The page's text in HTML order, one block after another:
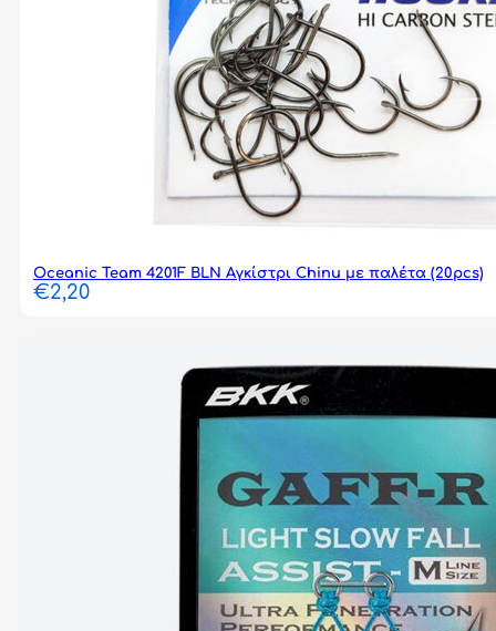
Oceanic Team 4201F BLN Αγκίστρι Chinu με παλέτα (20pcs)
€2,20